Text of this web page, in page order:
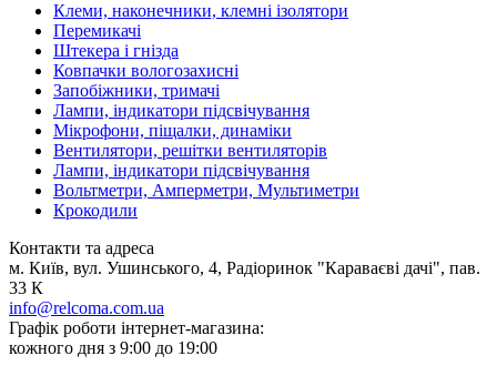
Клеми, наконечники, клемні ізолятори
Перемикачі
Штекера і гнізда
Ковпачки вологозахисні
Запобіжники, тримачі
Лампи, індикатори підсвічування
Мікрофони, піщалки, динаміки
Вентилятори, решітки вентиляторів
Лампи, індикатори підсвічування
Вольтметри, Амперметри, Мультиметри
Крокодили
Контакти та адреса
м. Київ, вул. Ушинського, 4, Радіоринок "Караваєві дачі", пав.
33 К
info@relcoma.com.ua
Графік роботи інтернет-магазина:
кожного дня з 9:00 до 19:00